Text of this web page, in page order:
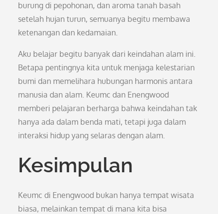
burung di pepohonan, dan aroma tanah basah
setelah hujan turun, semuanya begitu membawa
ketenangan dan kedamaian.
Aku belajar begitu banyak dari keindahan alam ini.
Betapa pentingnya kita untuk menjaga kelestarian
bumi dan memelihara hubungan harmonis antara
manusia dan alam. Keumc dan Enengwood
memberi pelajaran berharga bahwa keindahan tak
hanya ada dalam benda mati, tetapi juga dalam
interaksi hidup yang selaras dengan alam.
Kesimpulan
Keumc di Enengwood bukan hanya tempat wisata
biasa, melainkan tempat di mana kita bisa